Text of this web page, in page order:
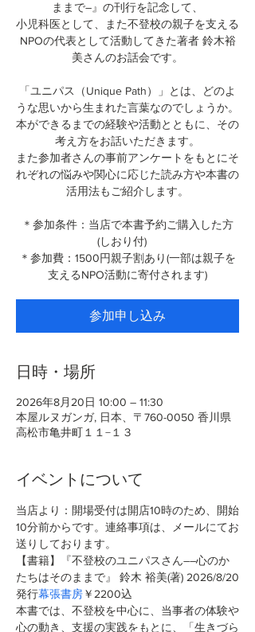
ままで―』の刊行を記念して、
小児科医として、また不登校の親子を支える
NPOの代表として活動してきた著者 鈴木裕
美さんのお話会です。
「ユニパス（Unique Path）」とは、どのよ
うな思いから生まれた言葉なのでしょうか。
本ができるまでの経験や活動とともに、その
考え方をお話いただきます。
また参加者さんの事前アンケートをもとにそ
れぞれの悩みや関心に応じた読み方や本書の
活用法もご紹介します。
＊参加条件：当店で本書予約ご購入した方
(しおり付)
＊参加費：1500円親子割あり(一部は親子を
支えるNPO活動に寄付されます)
参加申し込み
日時・場所
2026年8月20日 10:00 – 11:30
本屋ルヌガンガ, 日本、〒760-0050 香川県
高松市亀井町１１−１３
イベントについて
当店より：開場受付は開店10時のため、開始
10分前からです。連絡事項は、メールにてお
送りしております。
【書籍】『不登校のユニパスさん――心のか
たちはそのままで』 鈴木 裕美(著) 2026/8/20
発行幕張書房￥2200込
本書では、不登校を中心に、当事者の体験や
心の動き、支援の実践をもとに、「生きづら